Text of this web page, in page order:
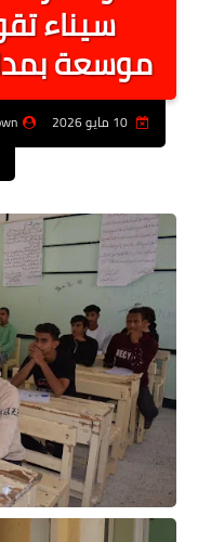
سيناء
موسعة
10 مايو 2026